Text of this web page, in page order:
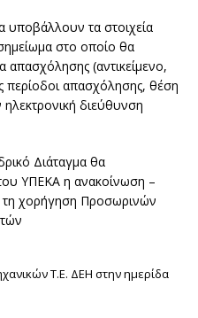
υποβάλλουν τα στοιχεία
στο οποίο θα
απασχόλησης (αντικείμενο,
περίοδοι απασχόλησης, θέση
ηλεκτρονική διεύθυνση
Διάταγμα θα
ΥΠΕΚΑ η ανακοίνωση –
τη χορήγηση Προσωρινών
Τ.Ε. ΔΕΗ στην ημερίδα